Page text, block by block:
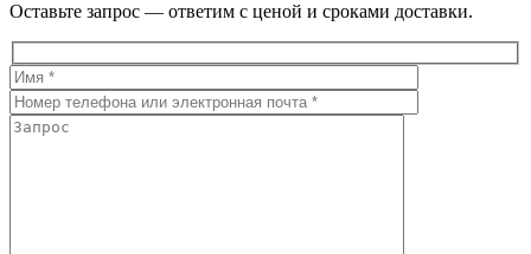
Оставьте запрос — ответим с ценой и сроками доставки.